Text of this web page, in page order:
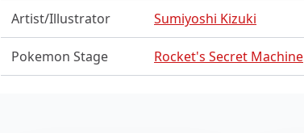
Artist/Illustrator Sumiyoshi Kizuki
Pokemon Stage Rocket's Secret Machine